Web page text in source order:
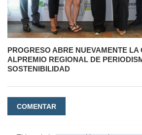
PROGRESO ABRE NUEVAMENTE LA
ALPREMIO REGIONAL DE
SOSTENIBILIDAD
COMENTAR